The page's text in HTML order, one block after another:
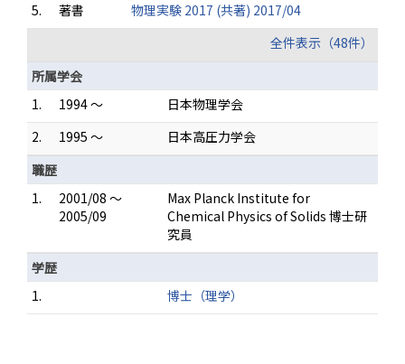
5.
著書
物理実験 2017 (共著) 2017/04
全件表示（48件）
所属学会
1.
1994 ～
日本物理学会
2.
1995 ～
日本高圧力学会
職歴
1.
2001/08 ～
2005/09
Max Planck Institute for
Chemical Physics of Solids 博士研
究員
学歴
1.
博士（理学）